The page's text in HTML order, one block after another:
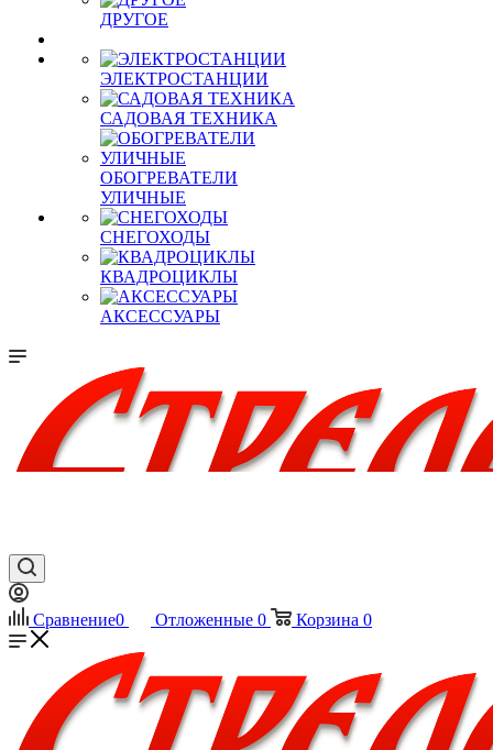
ДРУГОЕ
ЭЛЕКТРОСТАНЦИИ
САДОВАЯ ТЕХНИКА
ОБОГРЕВАТЕЛИ
УЛИЧНЫЕ
СНЕГОХОДЫ
КВАДРОЦИКЛЫ
АКСЕССУАРЫ
Сравнение0 Отложенные 0 Корзина 0